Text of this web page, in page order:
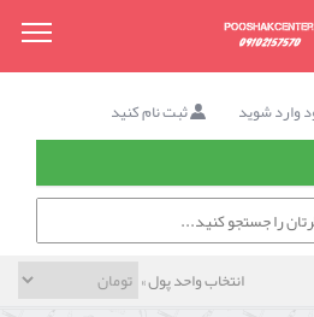
وارد شوید
ثبت نام کنید
انتخاب واحد پول »